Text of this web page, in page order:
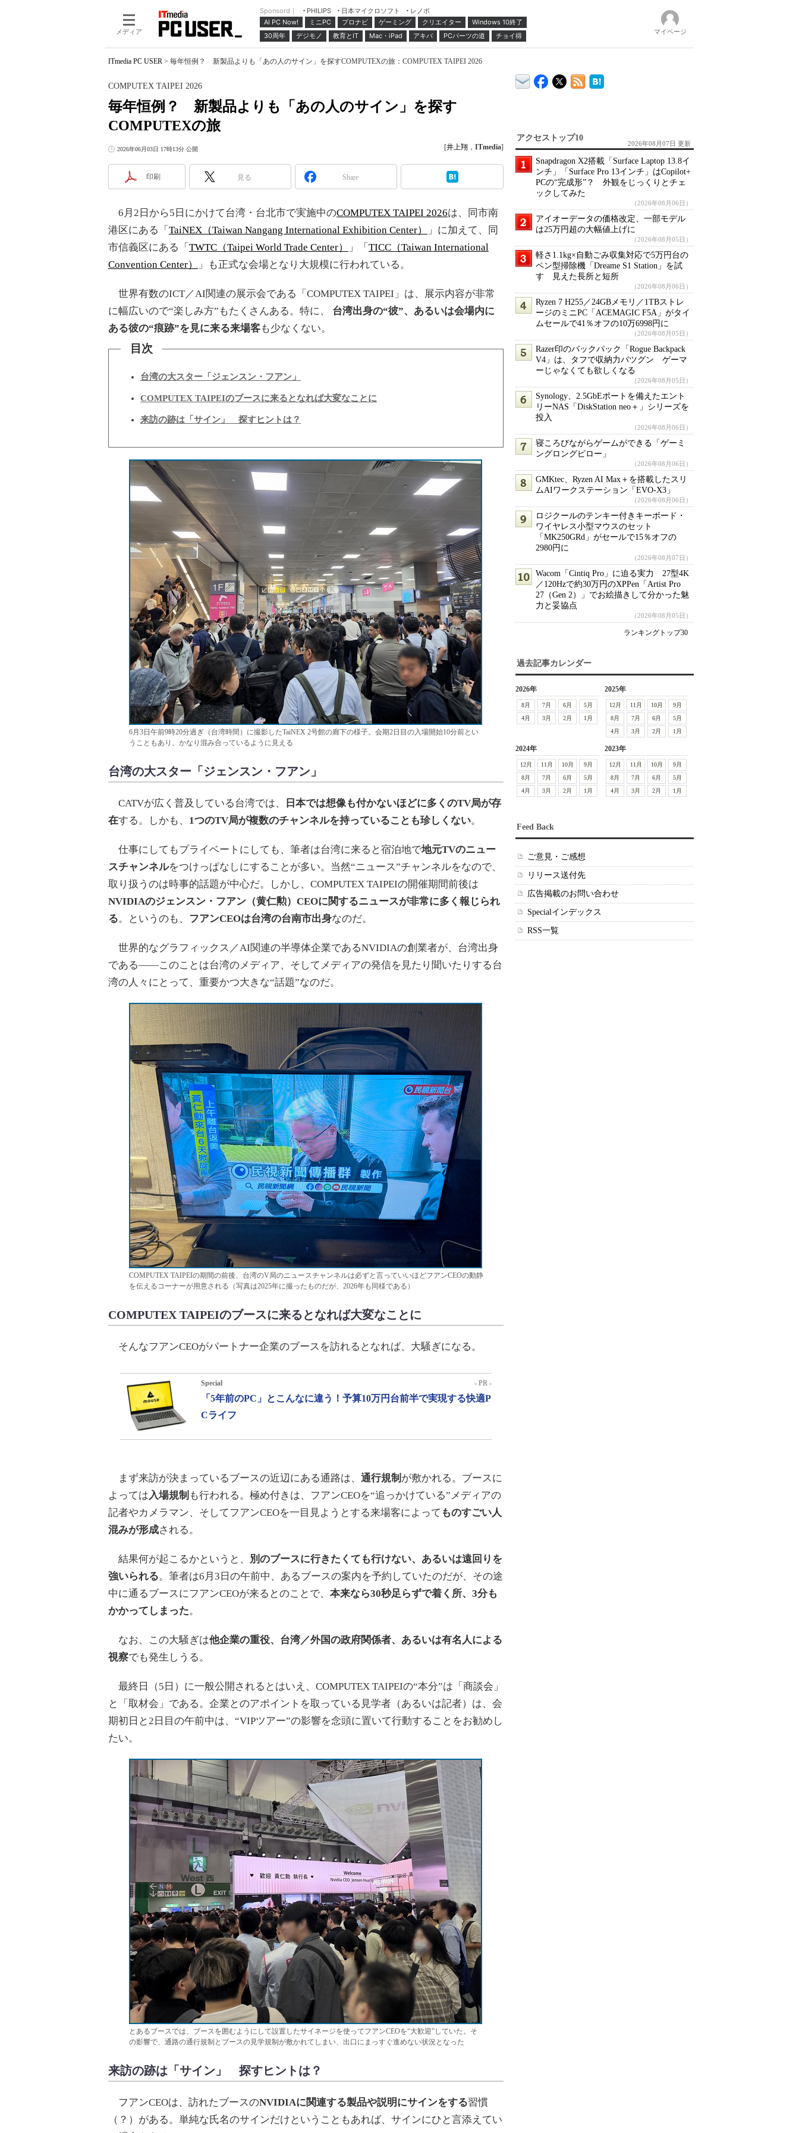
メディア
Sponsord｜ PHILIPS 日本マイクロソフト
レノボ
AI PC Now!
ミニPC プロナビ ゲーミング クリエイター
Windows 10終了
30周年
デジモノ 教育とIT Mac・iPad アキバ PCパーツの道 チョイ得 マイページ
ITmedia PC USER > 毎年恒例？ 新製品よりも「あの人のサイン」を探すCOMPUTEXの旅：COMPUTEX TAIPEI 2026
毎年恒例？ 新製品よりも「あの人のサイン」を探す
COMPUTEXの旅
COMPUTEX TAIPEI 2026
2026年06月03日 17時13分 公開 [井上翔 ， ITmedia]
印刷 見る Share
6月2日から5日にかけて台湾・台北市で実施中のCOMPUTEX TAIPEI 2026は、同市南
港区にある「 TaiNEX（Taiwan Nangang International Exhibition Center）
」に加えて、同
市信義区にある「 TWTC（Taipei World Trade Center） 」「 TICC（Taiwan International
Convention Center）
」も正式な会場となり大規模に行われている。
世界有数のICT／AI関連の展示会である「COMPUTEX TAIPEI」は、展示内容が非常
に幅広いので“楽しみ方”もたくさんある。特に、 台湾出身の“彼”、あるいは会場内に
ある彼の“痕跡”を見に来る来場客も少なくない。
目次
台湾の大スター「ジェンスン・フアン」
COMPUTEX TAIPEIのブースに来るとなれば大変なことに
来訪の跡は「サイン」 探すヒントは？
6月3日午前9時20分過ぎ（台湾時間）に撮影したTaiNEX 2号館の廊下の様子。会期2日目の入場開始10分前とい
うこともあり、かなり混み合っているように見える
台湾の大スター「ジェンスン・フアン」
CATVが広く普及している台湾では、
日本では想像も付かないほどに多くのTV局が存
在する。しかも、 1つのTV局が複数のチャンネルを持っていることも珍しくない。
仕事にしてもプライベートにしても、筆者は台湾に来ると宿泊地で地元TVのニュー
スチャンネルをつけっぱなしにすることが多い。当然“ニュース”チャンネルをなので、
取り扱うのは時事的話題が中心だ。しかし、COMPUTEX TAIPEIの開催期間前後は
NVIDIAのジェンスン・フアン（黄仁勲）CEOに関するニュースが非常に多く報じられ
る。というのも、 フアンCEOは台湾の台南市出身なのだ。
世界的なグラフィックス／AI関連の半導体企業であるNVIDIAの創業者が、台湾出身
である――このことは台湾のメディア、そしてメディアの発信を見たり聞いたりする台
湾の人々にとって、重要かつ大きな“話題”なのだ。
COMPUTEX TAIPEIの期間の前後、台湾のV局のニュースチャンネルは必ずと言っていいほどフアンCEOの動静
を伝えるコーナーが用意される（写真は2025年に撮ったものだが、2026年も同様である）
COMPUTEX TAIPEIのブースに来るとなれば大変なことに
そんなフアンCEOがパートナー企業のブースを訪れるとなれば、大騒ぎになる。
Special - PR -
「5年前のPC」とこんなに違う！予算10万円台前半で実現する快適P
Cライフ
まず来訪が決まっているブースの近辺にある通路は、 通行規制 が敷かれる。ブースに
よっては入場規制 も行われる。極め付きは、フアンCEOを“追っかけている”メディアの
記者やカメラマン、そしてフアンCEOを一目見ようとする来場客によって ものすごい人
混みが形成される。
結果何が起こるかというと、
別のブースに行きたくても行けない、あるいは遠回りを
強いられる。筆者は6月3日の午前中、あるブースの案内を予約していたのだが、その途
中に通るブースにフアンCEOが来るとのことで、 本来なら30秒足らずで着く所、3分も
かかってしまった。
なお、この大騒ぎは他企業の重役、台湾／外国の政府関係者、あるいは有名人による
視察でも発生しうる。
最終日（5日）に一般公開されるとはいえ、COMPUTEX TAIPEIの“本分”は「商談会」
と「取材会」である。企業とのアポイントを取っている見学者（あるいは記者）は、会
期初日と2日目の午前中は、“VIPツアー”の影響を念頭に置いて行動することをお勧めし
たい。
とあるブースでは、ブースを囲むようにして設置したサイネージを使ってフアンCEOを“大歓迎”していた。そ
の影響で、通路の通行規制とブースの見学規制が敷かれてしまい、出口にまっすぐ進めない状況となった
来訪の跡は「サイン」 探すヒントは？
フアンCEOは、訪れたブースのNVIDIAに関連する製品や説明にサインをする習慣
（？）がある。単純な氏名のサインだけということもあれば、サインにひと言添えてい
アクセストップ10
2026年08月07日 更新
Snapdragon X2搭載「Surface Laptop 13.8イ
ンチ」「Surface Pro 13インチ」はCopilot+
PCの“完成形”？ 外観をじっくりとチェ
ックしてみた
（2026年08月06日）
アイオーデータの価格改定、一部モデル
は25万円超の大幅値上げに
（2026年08月05日）
軽さ1.1kg×自動ごみ収集対応で5万円台の
ペン型掃除機「Dreame S1 Station」を試
す 見えた長所と短所
（2026年08月06日）
Ryzen 7 H255／24GBメモリ／1TBストレ
ージのミニPC「ACEMAGIC F5A」がタイ
ムセールで41％オフの10万6998円に
（2026年08月05日）
Razer印のバックパック「Rogue Backpack
V4」は、タフで収納力バツグン ゲーマ
ーじゃなくても欲しくなる
（2026年08月05日）
Synology、2.5GbEポートを備えたエント
リーNAS「DiskStation neo＋」シリーズを
投入
（2026年08月06日）
寝ころびながらゲームができる「ゲーミ
ングロングピロー」
（2026年08月06日）
GMKtec、Ryzen AI Max＋を搭載したスリ
ムAIワークステーション「EVO-X3」
（2026年08月06日）
ロジクールのテンキー付きキーボード・
ワイヤレス小型マウスのセット
「MK250GRd」がセールで15％オフの
2980円に
（2026年08月07日）
Wacom「Cintiq Pro」に迫る実力 27型4K
／120Hzで約30万円のXPPen「Artist Pro
27（Gen 2）」でお絵描きして分かった魅
力と妥協点
（2026年08月05日）
ランキングトップ30
過去記事カレンダー
2026年
8月 7月 6月
5月
4月
3月 2月 1月
2025年
12月 11月 10月
9月
8月
7月 6月
5月
4月
3月 2月 1月
2024年
12月 11月 10月
9月
8月
7月 6月
5月
4月
3月 2月 1月
2023年
12月 11月 10月
9月
8月
7月 6月
5月
4月
3月 2月 1月
Feed Back
ご意見・ご感想
リリース送付先
広告掲載のお問い合わせ
Specialインデックス
RSS一覧